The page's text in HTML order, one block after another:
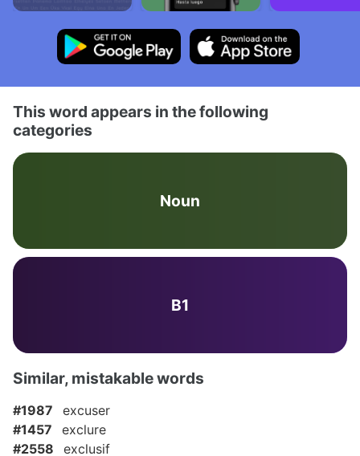
This word appears in the following
categories
Noun
B1
Similar, mistakable words
#1987
excuser
#1457
exclure
#2558
exclusif